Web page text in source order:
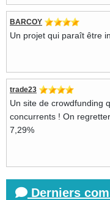
BARCOY
Un projet qui paraît être
trade23
Un site de crowdfunding
concurrents ! On
7,29%
Derniers